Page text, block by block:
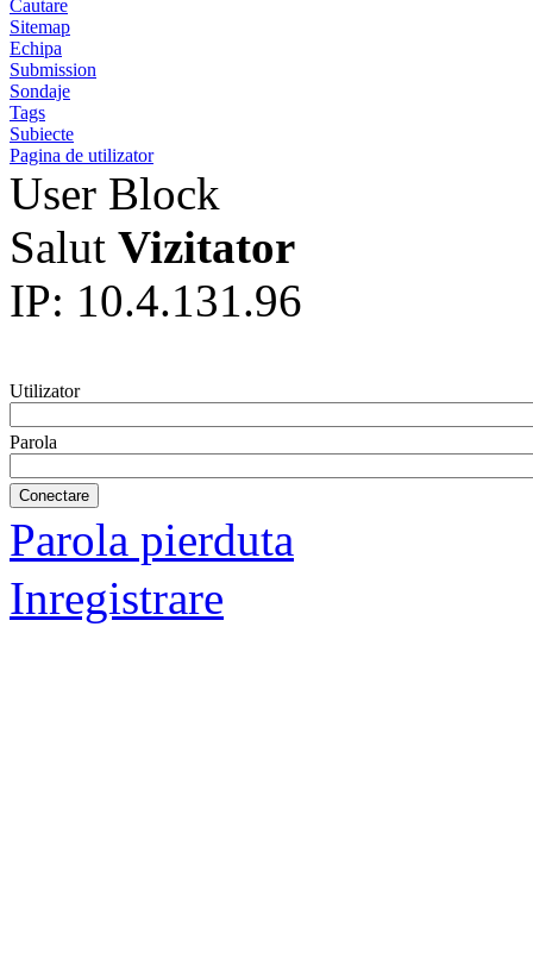
Cautare
Sitemap
Echipa
Submission
Sondaje
Tags
Subiecte
Pagina de utilizator
User Block
Salut Vizitator
IP: 10.4.131.96
Utilizator
Parola
Parola pierduta
Inregistrare